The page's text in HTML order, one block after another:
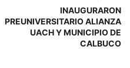
INAUGURARON
PREUNIVERSITARIO ALIANZA
UACH Y MUNICIPIO DE
CALBUCO